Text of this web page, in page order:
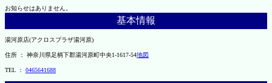
お知らせはありません。
基本情報
湯河原店(アクロスプラザ湯河原)
住所 ： 神奈川県足柄下郡湯河原町中央1-1617-54地図
TEL ： 0465641688